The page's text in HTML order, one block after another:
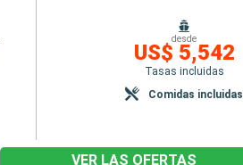
desde
US$ 5,542
Tasas incluidas
Comidas incluidas
VER LAS OFERTAS